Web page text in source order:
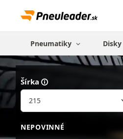
Pneumatiky Disky
Šírka
NEPOVINNÉ